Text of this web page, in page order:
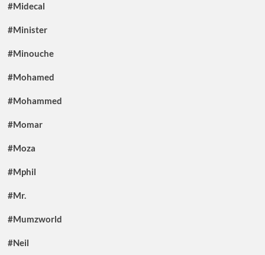
#Midecal
#Minister
#Minouche
#Mohamed
#Mohammed
#Momar
#Moza
#Mphil
#Mr.
#Mumzworld
#Neil